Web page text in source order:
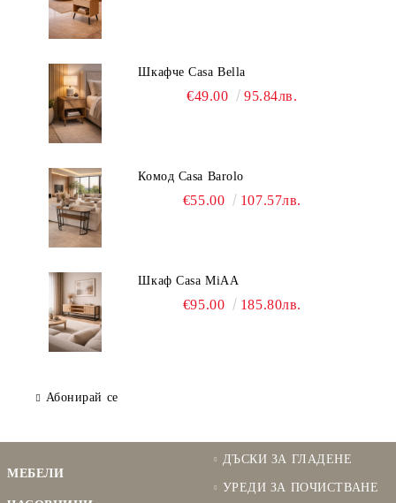
Шкафче Casa Bella
€49.00 95.84лв.
Комод Casa Barolo
€55.00 107.57лв.
Шкаф Casa MiAA
€95.00 185.80лв.
Абонирай се
МЕБЕЛИ
ДЪСКИ ЗА ГЛАДЕНЕ
УРЕДИ ЗА ПОЧИСТВАНЕ